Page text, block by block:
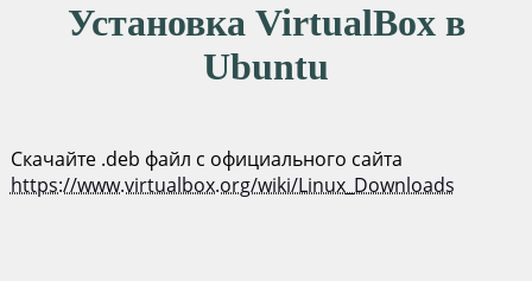
Установка VirtualBox в
Ubuntu
Скачайте .deb файл с официального сайта
https://www.virtualbox.org/wiki/Linux_Downloads